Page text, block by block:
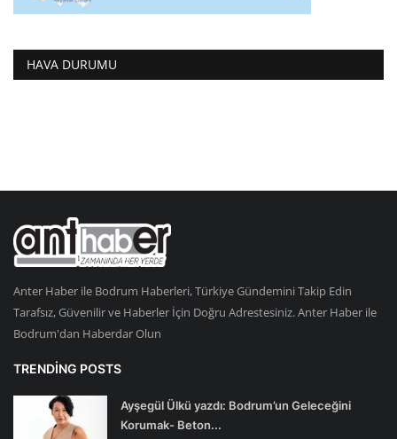
HAVA DURUMU
Anter Haber ile Bodrum Haberleri, Türkiye Gündemini Takip Edin
Tarafsız, Güvenilir ve Haberler İçin Doğru Adrestesiniz. Anter Haber ile
Bodrum'dan Haberdar Olun
TRENDING POSTS
Ayşegül Ülkü yazdı: Bodrum’un Geleceğini
Korumak- Beton...